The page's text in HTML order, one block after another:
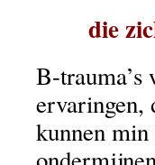
die
B-trauma’s
ervaringen,
kunnen